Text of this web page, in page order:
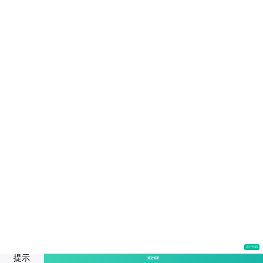
运行代码
提示 提交答案